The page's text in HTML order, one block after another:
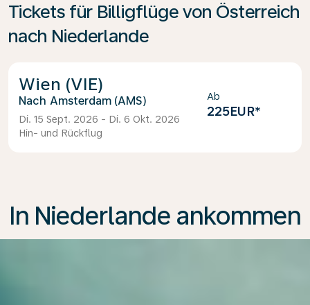
Tickets für Billigflüge von Österreich
nach Niederlande
Wien (VIE)
Amsterdam (AMS)
Di. 15 Sept. 2026 - Di. 6 Okt. 2026
Hin- und Rückflug
Ab
225EUR*
In Niederlande ankommen